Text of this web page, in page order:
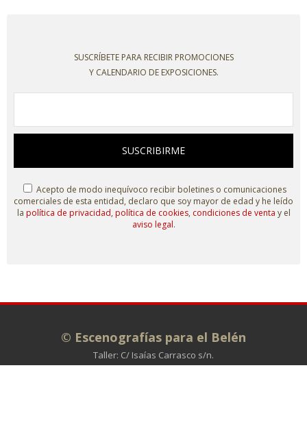
SUSCRÍBETE PARA RECIBIR PROMOCIONES
Y CALENDARIO DE EXPOSICIONES.
SUSCRIBIRME
Acepto de modo inequívoco recibir boletines o comunicaciones
comerciales de esta entidad, declaro que soy mayor de edad y he leído
la política de privacidad, política de cookies, condiciones de venta y el
aviso legal.
© Escenografías para el Belén
Taller: C/ Isaías Carrasco s/n.